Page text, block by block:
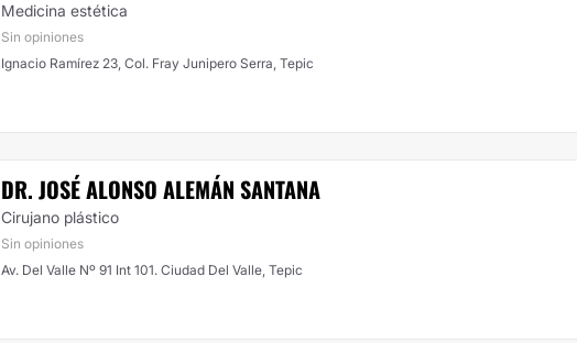
Medicina estética
Sin opiniones
Ignacio Ramírez 23, Col. Fray Junipero Serra, Tepic
DR. JOSÉ ALONSO ALEMÁN SANTANA
Cirujano plástico
Sin opiniones
Av. Del Valle Nº 91 Int 101. Ciudad Del Valle, Tepic